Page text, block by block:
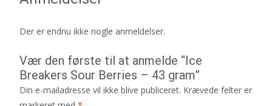
Der er endnu ikke nogle anmeldelser.
Vær den første til at anmelde “Ice
Breakers Sour Berries – 43 gram”
Din e-mailadresse vil ikke blive publiceret. Krævede felter er